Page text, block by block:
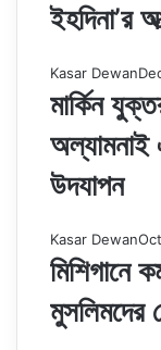
ইহদিনা’র
Kasar Dewan
মার্কিন
অল্যামনাই
উদযাপন
Kasar Dewan
মিশিগানে
মুসলিমদের